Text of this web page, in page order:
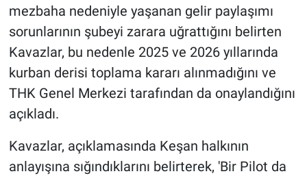
mezbaha nedeniyle yaşanan gelir paylaşımı
sorunlarının şubeyi zarara uğrattığını belirten
Kavazlar, bu nedenle 2025 ve 2026 yıllarında
kurban derisi toplama kararı alınmadığını ve
THK Genel Merkezi tarafından da onaylandığını
açıkladı.
Kavazlar, açıklamasında Keşan halkının
anlayışına sığındıklarını belirterek, 'Bir Pilot da